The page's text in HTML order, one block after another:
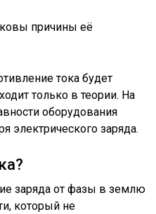
тока будет
только в теории. На
оборудования
электрического заряда.
заряда от фазы в землю
который не